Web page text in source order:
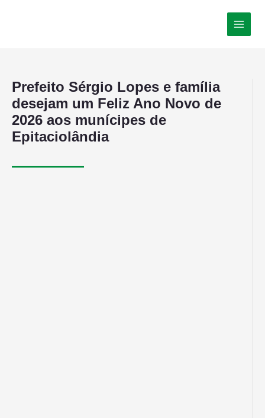
Prefeito Sérgio Lopes e família
desejam um Feliz Ano Novo de
2026 aos munícipes de
Epitaciolândia